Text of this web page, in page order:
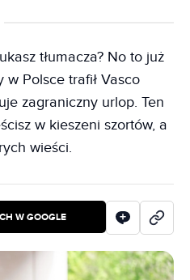
tłumacza? No to już
w Polsce trafił Vasco
zagraniczny urlop. Ten
w kieszeni szortów, a
wieści.
W GOOGLE